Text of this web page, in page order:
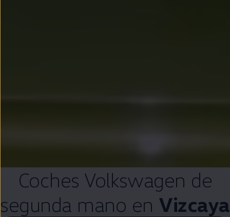
Coches Volkswagen de
segunda mano en Vizcaya